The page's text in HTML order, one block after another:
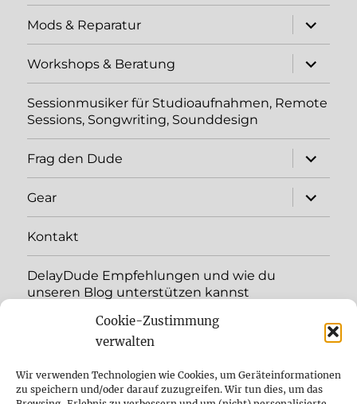
Cookie-Zustimmung
verwalten
Wir verwenden Technologien wie Cookies, um Geräteinformationen
zu speichern und/oder darauf zuzugreifen. Wir tun dies, um das
Mods & Reparatur
öffnen
Workshops & Beratung
öffnen
Sessionmusiker für Studioaufnahmen, Remote
Sessions, Songwriting, Sounddesign
Frag den Dude
öffnen
Gear
öffnen
Kontakt
DelayDude Empfehlungen und wie du
unseren Blog unterstützen kannst
öffnen
YouTube